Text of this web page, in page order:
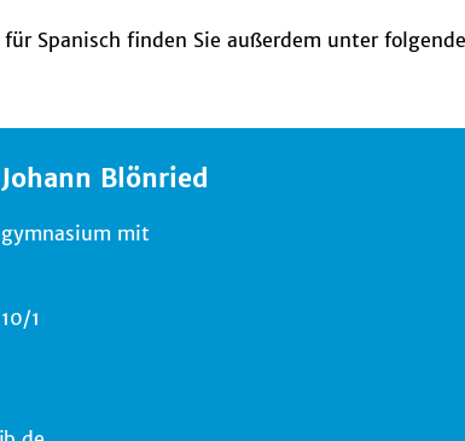
Spanisch finden Sie außerdem unter
Blönried
mit
1